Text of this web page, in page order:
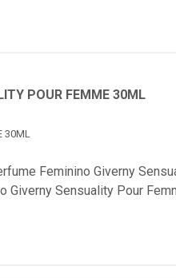
POUR FEMME 30ML
30ML
Feminino Giverny
Giverny Sensuality Pour